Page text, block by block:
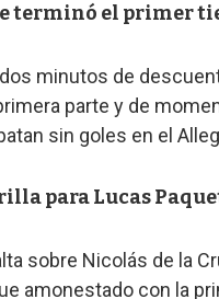
terminó el primer
minutos de
parte y de
sin goles en el
para Lucas
sobre Nicolás de la
amonestado con la